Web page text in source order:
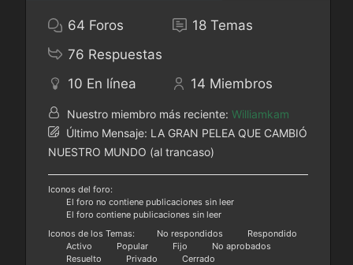
64 Foros 18 Temas
76 Respuestas
10 En línea 14 Miembros
Nuestro miembro más reciente: Williamkam
Último Mensaje: LA GRAN PELEA QUE CAMBIÓ
NUESTRO MUNDO (al trancaso)
Iconos del foro:
El foro no contiene publicaciones sin leer
El foro contiene publicaciones sin leer
Iconos de los Temas:
No respondidos
Respondido
Activo
Popular Fijo
No aprobados
Resuelto
Privado Cerrado